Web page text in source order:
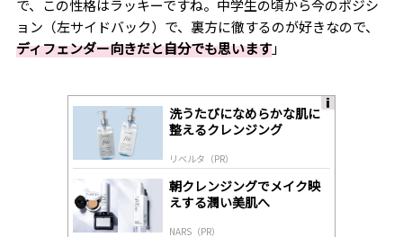
で、この性格はラッキーですね。中学生の頃から今のポジシ
ョン（左サイドバック）で、裏方に徹するのが好きなので、
ディフェンダー向きだと自分でも思います」
洗うたびになめらかな肌に
整えるクレンジング
リベルタ（PR）
朝クレンジングでメイク映
えする潤い美肌へ
NARS（PR）